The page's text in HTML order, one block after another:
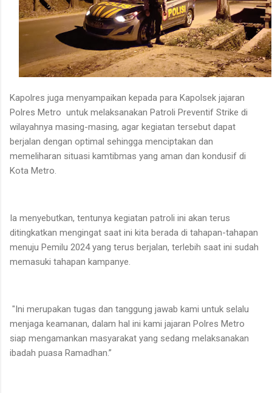
Kapolres juga menyampaikan kepada para Kapolsek jajaran
Polres Metro untuk melaksanakan Patroli Preventif Strike di
wilayahnya masing-masing, agar kegiatan tersebut dapat
berjalan dengan optimal sehingga menciptakan dan
memeliharan situasi kamtibmas yang aman dan kondusif di
Kota Metro.
Ia menyebutkan, tentunya kegiatan patroli ini akan terus
ditingkatkan mengingat saat ini kita berada di tahapan-tahapan
menuju Pemilu 2024 yang terus berjalan, terlebih saat ini sudah
memasuki tahapan kampanye.
"Ini merupakan tugas dan tanggung jawab kami untuk selalu
menjaga keamanan, dalam hal ini kami jajaran Polres Metro
siap mengamankan masyarakat yang sedang melaksanakan
ibadah puasa Ramadhan.”